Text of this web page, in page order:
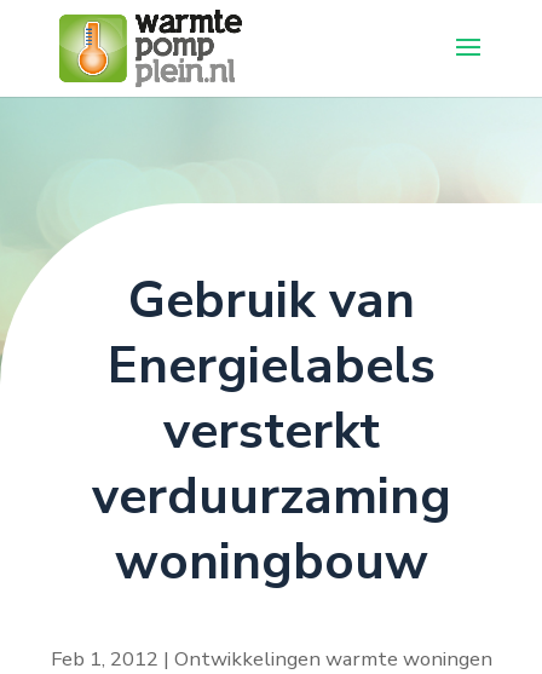
Gebruik van
Energielabels
versterkt
verduurzaming
woningbouw
Feb 1, 2012 Ontwikkelingen warmte woningen